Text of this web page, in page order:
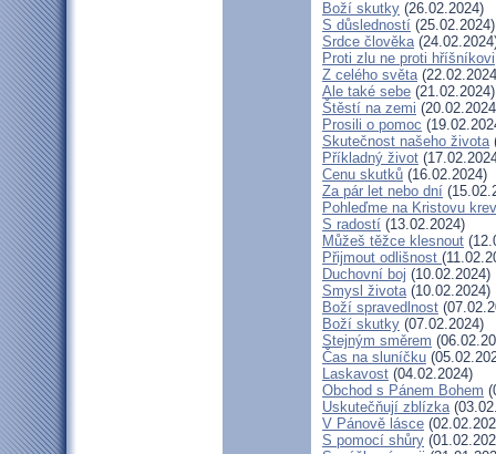
Boží skutky (26.02.2024)
S důsledností (25.02.2024)
Srdce člověka
Proti zlu ne proti hříšníkovi
Z celého světa
Ale také sebe (21.02.2024)
Štěstí na zemi
Prosili o pomoc
Skutečnost našeho života
Příkladný život
Cenu skutků (16.02.2024)
Za pár let nebo dní
Pohleďme na Kristovu krev
S radostí (13.02.2024)
Můžeš těžce klesnout
Přijmout odlišnost
Duchovní boj (10.02.2024)
Smysl života(10.02.2024)
Boží spravedlnost
Boží skutky (07.02.2024)
Stejným směrem
Čas na sluníčku
Laskavost (04.02.2024)
Obchod s Pánem Bohem
Uskutečňují zblízka
V Pánově lásce
S pomocí shůry